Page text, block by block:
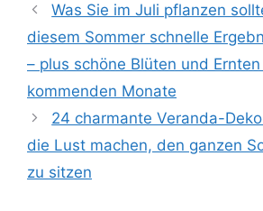
Was Sie im Juli pflanzen
diesem Sommer schnelle
– plus schöne Blüten und
kommenden Monate
24 charmante Veranda-
die Lust machen, den ganzen
zu sitzen